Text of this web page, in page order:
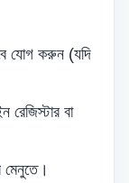
যোগ করুন (যদি
রেজিস্টার বা
মেনুতে।